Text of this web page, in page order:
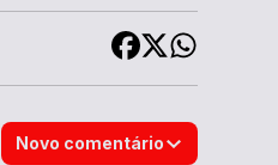
Novo comentário